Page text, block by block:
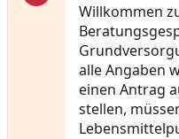
Willkommen
alle Angaben
einen Antrag
stellen,